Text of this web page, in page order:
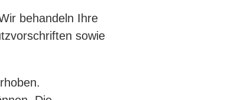
behandeln Ihre
sowie